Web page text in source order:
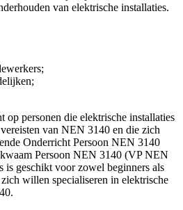
van elektrische installaties.
op personen die elektrische installaties
van NEN 3140 en die zich
Onderricht Persoon NEN 3140
Persoon NEN 3140 (VP NEN
geschikt voor zowel beginners als
willen specialiseren in elektrische